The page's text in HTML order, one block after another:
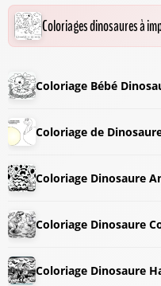
Coloriages dinosaures à
Coloriage Bébé
Coloriage de
Coloriage Dinosaure
Coloriage Dinosaure
Coloriage Dinosaure